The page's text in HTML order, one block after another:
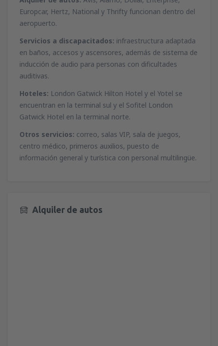
Europcar, Hertz, National y Thrifty funcionan dentro del
aeropuerto.
Servicios a discapacitados: infraestructura adaptada
en baños, accesos y ascensores, además de sistema de
inducción de audio para personas con dificultades
auditivas.
Hoteles: London Gatwick Hilton Hotel y el Yotel se
encuentran en la terminal sul y el Sofitel London
Gatwick Hotel en la terminal norte.
Otros servicios: correo, salas VIP, sala de juegos,
centro médico, primeros auxilios, puesto de
información general y turística con personal multilingüe.
Alquiler de autos